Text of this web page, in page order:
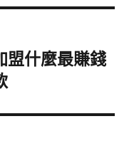
盟什麼最賺錢